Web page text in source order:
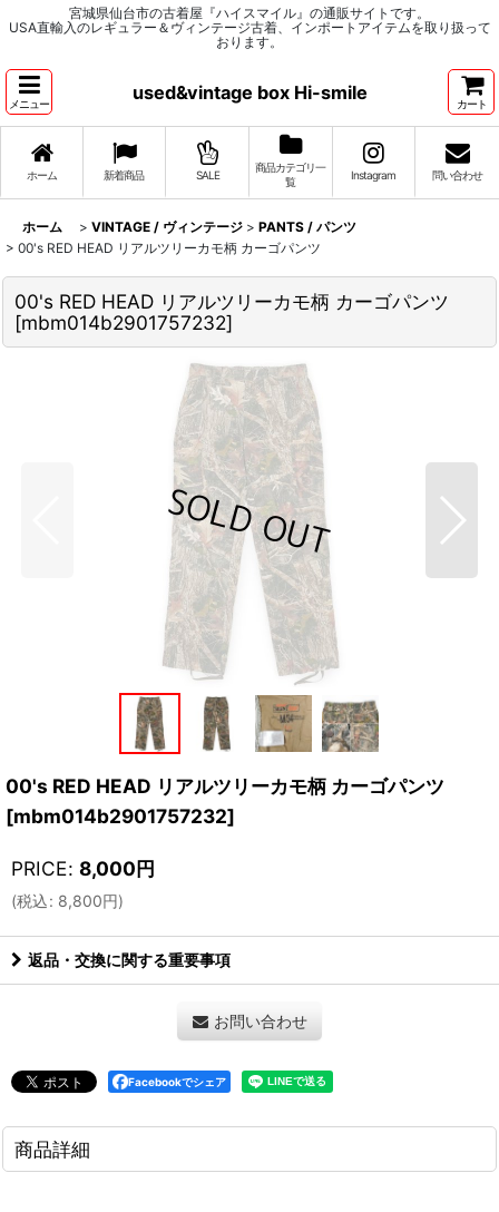
宮城県仙台市の古着屋『ハイスマイル』の通販サイトです。
USA直輸入のレギュラー＆ヴィンテージ古着、インポートアイテムを取り扱って
おります。
メニュー
used&vintage box Hi-smile
カート
ホーム 新着商品 SALE
商品カテゴリ一
覧
Instagram 問い合わせ
ホーム > VINTAGE / ヴィンテージ > PANTS / パンツ
> 00's RED HEAD リアルツリーカモ柄 カーゴパンツ
00's RED HEAD リアルツリーカモ柄 カーゴパンツ
[mbm014b2901757232]
00's RED HEAD リアルツリーカモ柄 カーゴパンツ
[mbm014b2901757232]
PRICE: 8,000円
(税込: 8,800円)
返品・交換に関する重要事項
お問い合わせ
Facebookでシェア
商品詳細